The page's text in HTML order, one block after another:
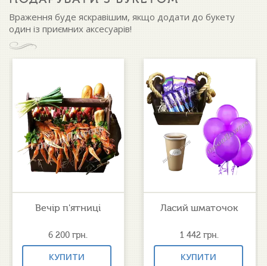
Враження буде яскравішим, якщо додати до букету
один із приємних аксесуарів!
Вечір п'ятниці
6 200грн.
КУПИТИ
Ласий шматочок
1 442грн.
КУПИТИ